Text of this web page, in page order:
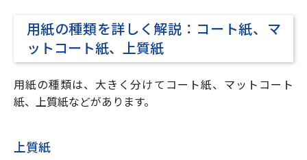
用紙の種類を詳しく解説：コート紙、マ
ットコート紙、上質紙
用紙の種類は、大きく分けてコート紙、マットコート
紙、上質紙などがあります。
上質紙